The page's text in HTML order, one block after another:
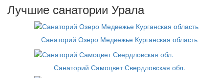
Лучшие санатории Урала
Санаторий Озеро Медвежье Курганская область
Санаторий Самоцвет Свердловская обл.